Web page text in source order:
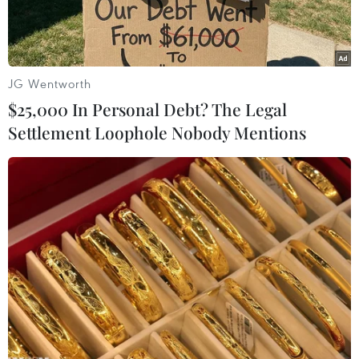
Tờ Seoul Economic Daily của Hàn Quốc dẫn một
nguồn tin giấu tên cho hay Samsung Electronics
Co Ltd sẽ cân nhắc việc tách đôi tập đoàn theo
đề xuất của công ty quản lý quỹ đầu cơ Elliott
JG Wentworth
$25,000 In Personal Debt? The Legal
Settlement Loophole Nobody Mentions